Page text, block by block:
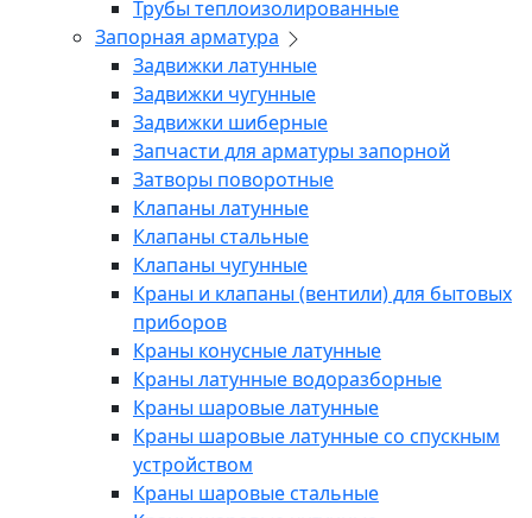
Трубы теплоизолированные
Запорная арматура
Задвижки латунные
Задвижки чугунные
Задвижки шиберные
Запчасти для арматуры запорной
Затворы поворотные
Клапаны латунные
Клапаны стальные
Клапаны чугунные
Краны и клапаны (вентили) для бытовых
приборов
Краны конусные латунные
Краны латунные водоразборные
Краны шаровые латунные
Краны шаровые латунные со спускным
устройством
Краны шаровые стальные